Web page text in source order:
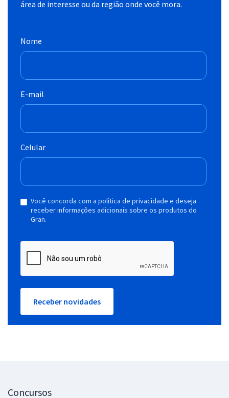
área de interesse ou da região onde você mora.
Nome
E-mail
Celular
Você concorda com a política de privacidade e deseja
receber informações adicionais sobre os produtos do
Gran.
Receber novidades
Concursos